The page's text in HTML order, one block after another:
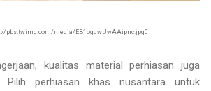
pbs.twimg.com/media/EB1ogdwUwAAipnc.jpg0
kualitas material perhiasan juga
Pilih perhiasan khas nusantara untuk